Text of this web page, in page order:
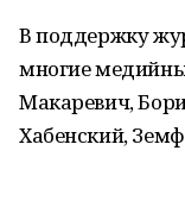
В поддержку
многие
Макаревич,
Хабенский,